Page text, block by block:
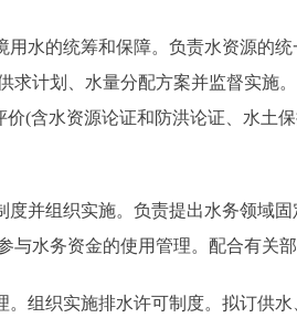
的统筹和保障。负责水资源的统
求计划、水量分配方案并监督实施
(含水资源论证和防洪论证、水土
组织实施。负责提出水务领域固
与水务资金的使用管理。配合有关
织实施排水许可制度。拟订供水